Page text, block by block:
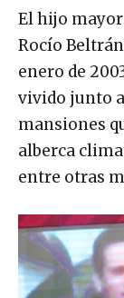
El hijo
Rocío
enero de
vivido junto
mansiones
alberca
entre otras